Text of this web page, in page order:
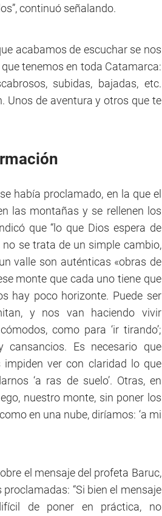
continuó señalando.
acabamos de escuchar se nos
tenemos en toda Catamarca:
subidas, bajadas, etc.
Unos de aventura y otros que te
había proclamado, en la que el
las montañas y se rellenen los
que “lo que Dios espera de
se trata de un simple cambio,
valle son auténticas «obras de
monte que cada uno tiene que
hay poco horizonte. Puede ser
y nos van haciendo vivir
como para ‘ir tirando’;
cansancios. Es necesario que
ver con claridad lo que
‘a ras de suelo’. Otras, en
nuestro monte, sin poner los
en una nube, diríamos: ‘a mi
el mensaje del profeta Baruc,
“Si bien el mensaje
de poner en práctica, no